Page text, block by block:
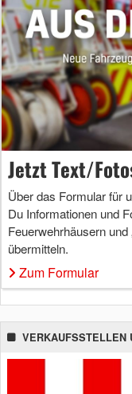
Jetzt Text/
Über das Formular für
Du Informationen und
Feuerwehrhäusern
übermitteln.
Zum Formular
VERKAUFSSTELLEN